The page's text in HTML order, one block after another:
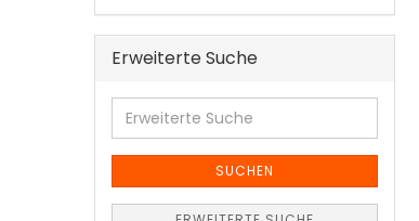
Erweiterte Suche
Erweiterte
Suche
SUCHEN